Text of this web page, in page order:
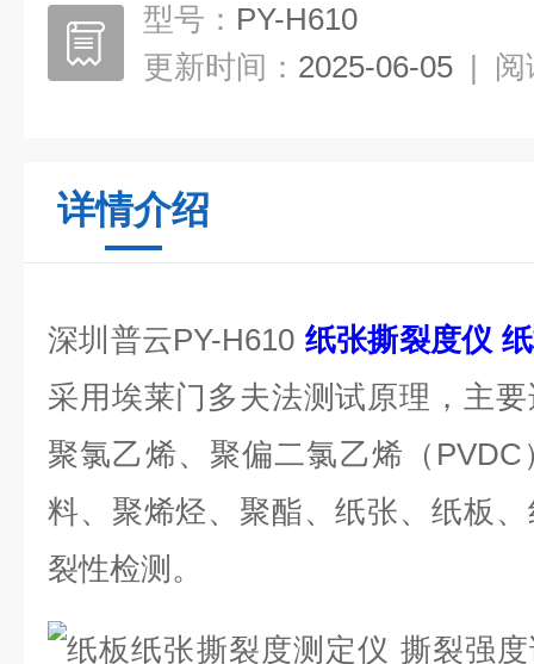
型号： PY-H610
更新时间： 2025-06-05 | 阅
详情介绍
深圳普云PY-H610 纸张撕裂度仪
采用埃莱门多夫法测试原理，主
聚氯乙烯、聚偏二氯乙烯（
料、聚烯烃、聚酯、纸张、纸板
裂性检测。